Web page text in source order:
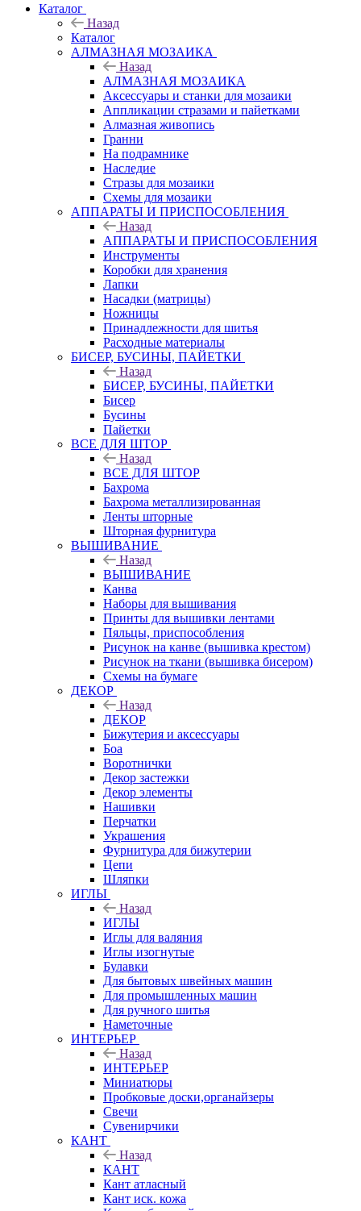
Каталог
Назад
Каталог
АЛМАЗНАЯ МОЗАИКА
Назад
АЛМАЗНАЯ МОЗАИКА
Аксессуары и станки для мозаики
Аппликации стразами и пайетками
Алмазная живопись
Гранни
На подрамнике
Наследие
Стразы для мозаики
Схемы для мозаики
АППАРАТЫ И ПРИСПОСОБЛЕНИЯ
Назад
АППАРАТЫ И ПРИСПОСОБЛЕНИЯ
Инструменты
Коробки для хранения
Лапки
Насадки (матрицы)
Ножницы
Принадлежности для шитья
Расходные материалы
БИСЕР, БУСИНЫ, ПАЙЕТКИ
Назад
БИСЕР, БУСИНЫ, ПАЙЕТКИ
Бисер
Бусины
Пайетки
ВСЕ ДЛЯ ШТОР
Назад
ВСЕ ДЛЯ ШТОР
Бахрома
Бахрома металлизированная
Ленты шторные
Шторная фурнитура
ВЫШИВАНИЕ
Назад
ВЫШИВАНИЕ
Канва
Наборы для вышивания
Принты для вышивки лентами
Пяльцы, приспособления
Рисунок на канве (вышивка крестом)
Рисунок на ткани (вышивка бисером)
Схемы на бумаге
ДЕКОР
Назад
ДЕКОР
Бижутерия и аксессуары
Боа
Воротнички
Декор застежки
Декор элементы
Нашивки
Перчатки
Украшения
Фурнитура для бижутерии
Цепи
Шляпки
ИГЛЫ
Назад
ИГЛЫ
Иглы для валяния
Иглы изогнутые
Булавки
Для бытовых швейных машин
Для промышленных машин
Для ручного шитья
Наметочные
ИНТЕРЬЕР
Назад
ИНТЕРЬЕР
Миниатюры
Пробковые доски,органайзеры
Свечи
Сувенирчики
КАНТ
Назад
КАНТ
Кант атласный
Кант иск. кожа